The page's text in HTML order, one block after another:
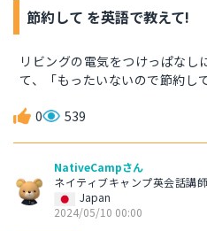
節約して を英語で教えて!
リビングの電気をつけっぱなし
て、「もったいないので節約し
0 539
NativeCampさん
ネイティブキャンプ英会話講師
Japan
2024/05/10 00:00